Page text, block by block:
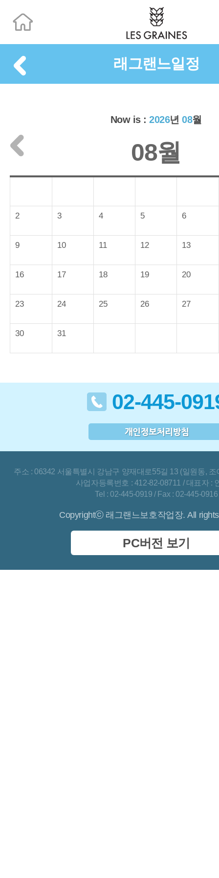
래그랜느일정
Now is : 2026년 08월
08월
2 3 4 5 6
9 10 11 12 13
16 17 18 19 20
23 24 25 26 27
30 31
02-445-
주소 : 06342 서울특별시 강남구 양재대로55길 13 (일원동,
사업자등록번호 : 412-82-08711 / 대표자 :
Tel : 02-445-0919 / Fax : 02-445-0916
Copyrightⓒ 래그랜느보호작업장. All
PC버전 보기